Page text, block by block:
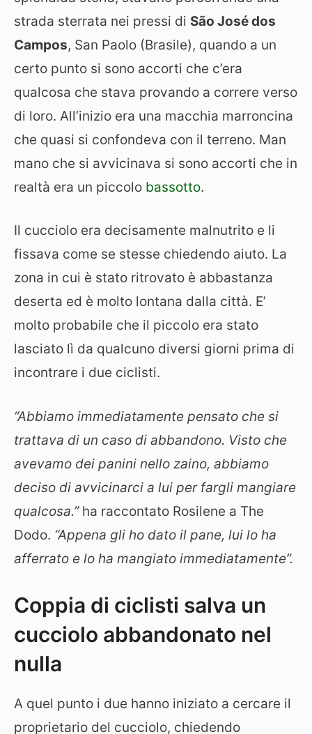
strada sterrata nei pressi di São José dos
Campos, San Paolo (Brasile), quando a un
certo punto si sono accorti che c’era
qualcosa che stava provando a correre verso
di loro. All’inizio era una macchia marroncina
che quasi si confondeva con il terreno. Man
mano che si avvicinava si sono accorti che in
realtà era un piccolo bassotto.
Il cucciolo era decisamente malnutrito e li
fissava come se stesse chiedendo aiuto. La
zona in cui è stato ritrovato è abbastanza
deserta ed è molto lontana dalla città. E’
molto probabile che il piccolo era stato
lasciato lì da qualcuno diversi giorni prima di
incontrare i due ciclisti.
“Abbiamo immediatamente pensato che si
trattava di un caso di abbandono. Visto che
avevamo dei panini nello zaino, abbiamo
deciso di avvicinarci a lui per fargli mangiare
qualcosa.”ha raccontato Rosilene a The
Dodo. “Appena gli ho dato il pane, lui lo ha
afferrato e lo ha mangiato immediatamente”.
Coppia di ciclisti salva un
cucciolo abbandonato nel
nulla
A quel punto i due hanno iniziato a cercare il
proprietario del cucciolo, chiedendo